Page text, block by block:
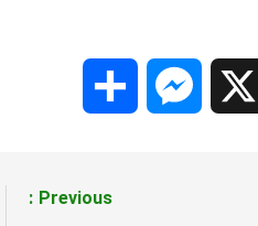
Messenger
Previous: